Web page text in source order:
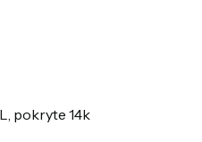
pokryte 14k